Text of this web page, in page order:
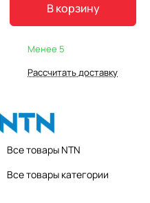
В корзину
Менее 5
Рассчитать доставку
Все товары NTN
Все товары категории